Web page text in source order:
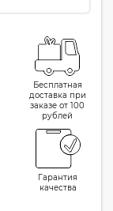
Бесплатная
доставка при
заказе от 100
рублей
Гарантия
качества